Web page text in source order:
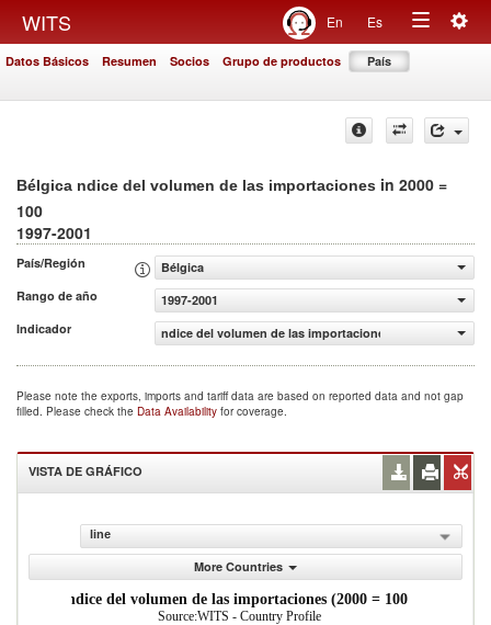
WITS En Es
Toggle
Datos Básicos Resumen Socios Grupo de productos País
Bélgica ndice del volumen de las importaciones in 2000 =
100
1997-2001
País/Región
Bélgica
Rango de año
1997-2001
Indicador
ndice del volumen de las importaciones (2000 = 100)
Please note the exports, imports and tariff data are based on reported data and not gap
filled. Please check the Data Availability for coverage.
VISTA DE GRÁFICO
line
More Countries
ndice del volumen de las importaciones (2000 = 100)
Source:WITS - Country Profile